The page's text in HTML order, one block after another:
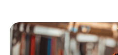
publics, il est possible de